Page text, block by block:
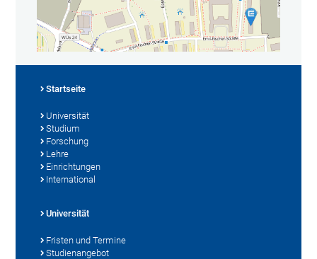
Startseite
Universität
Studium
Forschung
Lehre
Einrichtungen
International
Universität
Fristen und Termine
Studienangebot